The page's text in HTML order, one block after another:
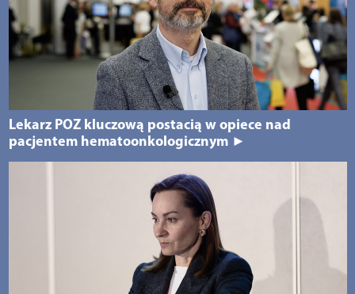
Lekarz POZ kluczową postacią w opiece nad
pacjentem hematoonkologicznym ►